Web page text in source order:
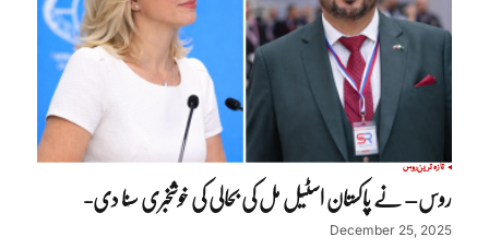
تازہ ترینروس
روس– نے پاکستان اسٹیل مل کی بحالی کی خوشخبری سنا دی-
December 25, 2025